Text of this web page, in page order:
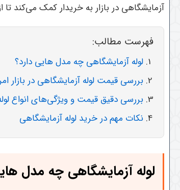
آزمایشگاهی در بازار به خریدار کمک می‌کند
فهرست مطالب:
لوله آزمایشگاهی چه مدل هایی دارد؟
بررسی قیمت لوله آزمایشگاهی در بازار
بررسی دقیق قیمت و ویژگی‌های انواع
نکات مهم در خرید لوله آزمایشگاهی
لوله آزمایشگاهی چه مدل